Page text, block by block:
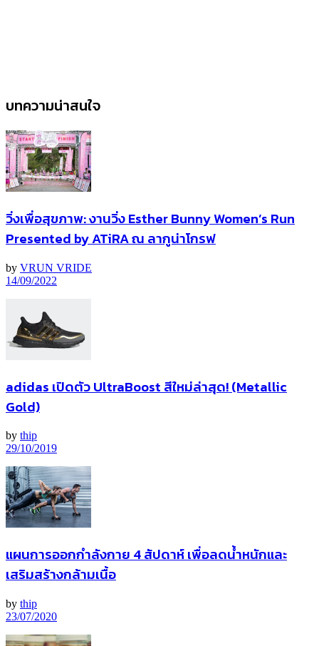
บทความน่าสนใจ
วิ่งเพื่อสุขภาพ: งานวิ่ง Esther Bunny Women’s Run
Presented by ATiRA ณ ลากูน่าโกรฟ
by VRUN VRIDE
14/09/2022
adidas เปิดตัว UltraBoost สีใหม่ล่าสุด! (Metallic
Gold)
by thip
29/10/2019
แผนการออกกำลังกาย 4 สัปดาห์ เพื่อลดน้ำหนักและ
เสริมสร้างกล้ามเนื้อ
by thip
23/07/2020